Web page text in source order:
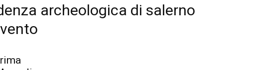
archeologica di salerno